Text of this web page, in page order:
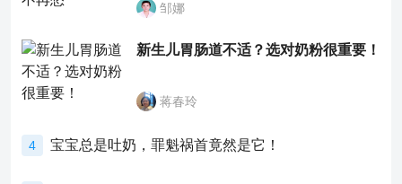
邹娜
新生儿胃肠道不适？选对奶粉很重要！
蒋春玲
4 宝宝总是吐奶，罪魁祸首竟然是它！